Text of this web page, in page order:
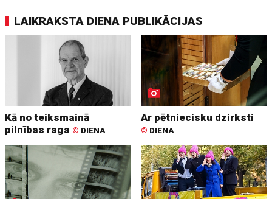
LAIKRAKSTA DIENA PUBLIKĀCIJAS
Kā no teiksmainā
pilnības raga © DIENA
Ar pētniecisku dzirksti
© DIENA